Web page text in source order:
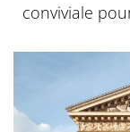
conviviale